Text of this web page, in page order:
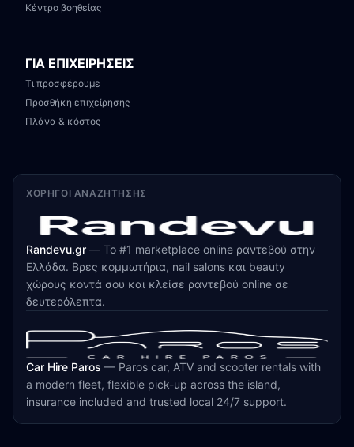
Κέντρο βοηθείας
ΓΙΑ ΕΠΙΧΕΙΡΗΣΕΙΣ
Τι προσφέρουμε
Προσθήκη επιχείρησης
Πλάνα & κόστος
ΧΟΡΗΓΟΊ ΑΝΑΖΉΤΗΣΗΣ
Randevu.gr — Το #1 marketplace online ραντεβού στην
Ελλάδα. Βρες κομμωτήρια, nail salons και beauty
χώρους κοντά σου και κλείσε ραντεβού online σε
δευτερόλεπτα.
Car Hire Paros — Paros car, ATV and scooter rentals with
a modern fleet, flexible pick-up across the island,
insurance included and trusted local 24/7 support.